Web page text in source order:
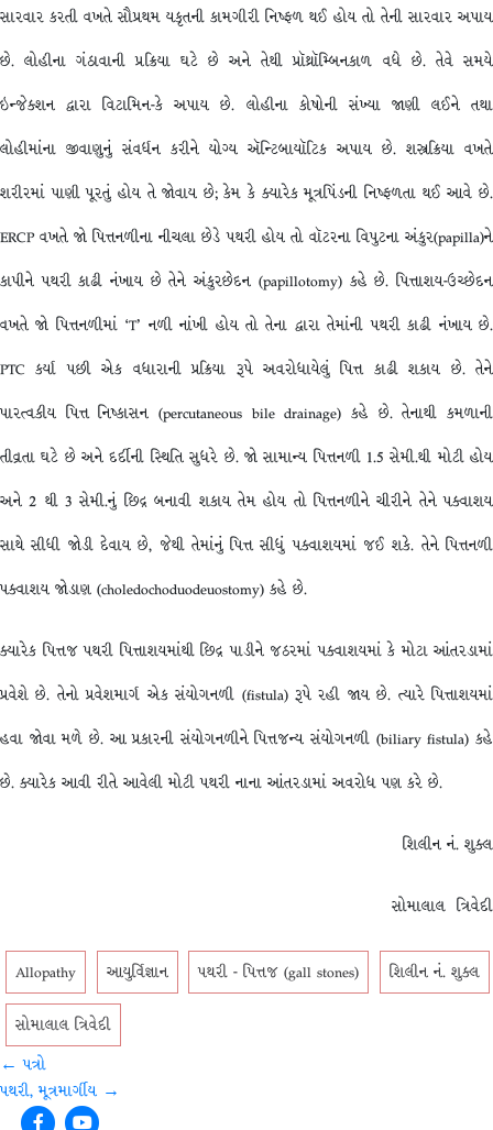
સારવાર કરતી વખતે સૌપ્રથમ યકૃતની કામગીરી નિષ્ફળ થઈ હોય તો તેની સારવાર અપાય
છે. લોહીના ગંઠાવાની પ્રક્રિયા ઘટે છે અને તેથી પ્રૉથ્રૉમ્બિનકાળ વધે છે. તેવે સમયે
ઇન્જેક્શન દ્વારા વિટામિન-કે અપાય છે. લોહીના કોષોની સંખ્યા જાણી લઈને તથા
લોહીમાંના જીવાણુનું સંવર્ધન કરીને યોગ્ય ઍન્ટિબાયૉટિક અપાય છે. શસ્ત્રક્રિયા વખતે
શરીરમાં પાણી પૂરતું હોય તે જોવાય છે; કેમ કે ક્યારેક મૂત્રપિંડની નિષ્ફળતા થઈ આવે છે.
ERCP વખતે જો પિત્તનળીના નીચલા છેડે પથરી હોય તો વૉટરના વિપુટના અંકુર(papilla)ને
કાપીને પથરી કાઢી નંખાય છે તેને અંકુરછેદન (papillotomy) કહે છે. પિત્તાશય-ઉચ્છેદન
વખતે જો પિત્તનળીમાં ‘T’ નળી નાંખી હોય તો તેના દ્વારા તેમાંની પથરી કાઢી નંખાય છે.
PTC કર્યા પછી એક વધારાની પ્રક્રિયા રૂપે અવરોધાયેલું પિત્ત કાઢી શકાય છે. તેને
પારત્વકીય પિત્ત નિષ્કાસન (percutaneous bile drainage) કહે છે. તેનાથી કમળાની
તીવ્રતા ઘટે છે અને દર્દીની સ્થિતિ સુધરે છે. જો સામાન્ય પિત્તનળી 1.5 સેમી.થી મોટી હોય
અને 2 થી 3 સેમી.નું છિદ્ર બનાવી શકાય તેમ હોય તો પિત્તનળીને ચીરીને તેને પક્વાશય
સાથે સીધી જોડી દેવાય છે, જેથી તેમાંનું પિત્ત સીધું પક્વાશયમાં જઈ શકે. તેને પિત્તનળી
પક્વાશય જોડાણ (choledochoduodeuostomy) કહે છે.
ક્યારેક પિત્તજ પથરી પિત્તાશયમાંથી છિદ્ર પાડીને જઠરમાં પક્વાશયમાં કે મોટા આંતરડામાં
પ્રવેશે છે. તેનો પ્રવેશમાર્ગ એક સંયોગનળી (fistula) રૂપે રહી જાય છે. ત્યારે પિત્તાશયમાં
હવા જોવા મળે છે. આ પ્રકારની સંયોગનળીને પિત્તજન્ય સંયોગનળી (biliary fistula) કહે
છે. ક્યારેક આવી રીતે આવેલી મોટી પથરી નાના આંતરડામાં અવરોધ પણ કરે છે.
શિલીન નં. શુક્લ
સોમાલાલ ત્રિવેદી
Allopathy આયુર્વિજ્ઞાન પથરી - પિત્તજ (gall stones) શિલીન નં. શુક્લ
સોમાલાલ ત્રિવેદી
Post
navigation
← પત્રો
પથરી, મૂત્રમાર્ગીય →
FacebookYoutube